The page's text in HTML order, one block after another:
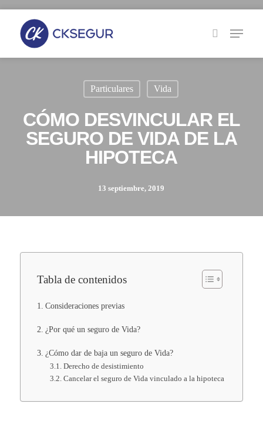
Skip
Particulares Vida
CÓMO DESVINCULAR EL
SEGURO DE VIDA DE LA
HIPOTECA
13 septiembre, 2019
Tabla de contenidos
Consideraciones previas
¿Por qué un seguro de Vida?
¿Cómo dar de baja un seguro de Vida?
Derecho de desistimiento
Cancelar el seguro de Vida vinculado a la hipoteca